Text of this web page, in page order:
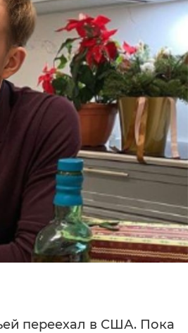
переехал в США. Пока